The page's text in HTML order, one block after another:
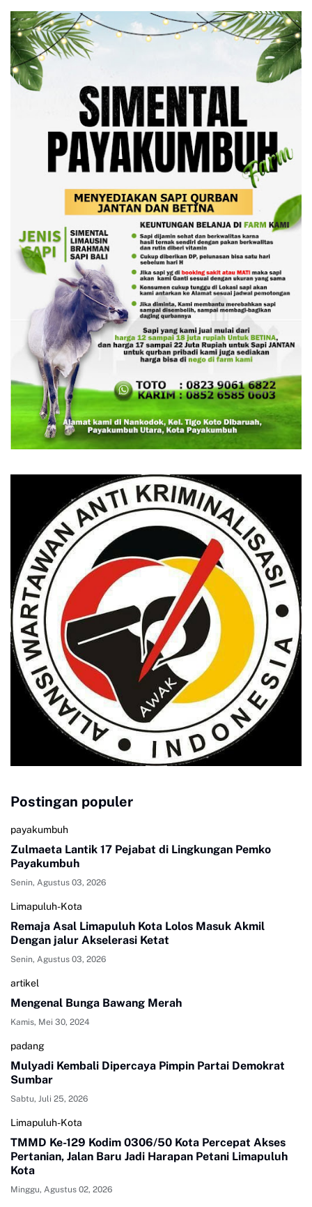
Postingan populer
payakumbuh
Zulmaeta Lantik 17 Pejabat di Lingkungan Pemko
Payakumbuh
Senin, Agustus 03, 2026
Limapuluh-Kota
Remaja Asal Limapuluh Kota Lolos Masuk Akmil
Dengan jalur Akselerasi Ketat
Senin, Agustus 03, 2026
artikel
Mengenal Bunga Bawang Merah
Kamis, Mei 30, 2024
padang
Mulyadi Kembali Dipercaya Pimpin Partai Demokrat
Sumbar
Sabtu, Juli 25, 2026
Limapuluh-Kota
TMMD Ke-129 Kodim 0306/50 Kota Percepat Akses
Pertanian, Jalan Baru Jadi Harapan Petani Limapuluh
Kota
Minggu, Agustus 02, 2026